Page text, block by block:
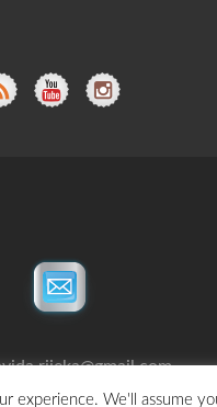
experience. We'll assume